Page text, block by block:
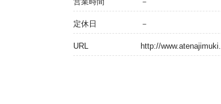
定休日 －
URL http://